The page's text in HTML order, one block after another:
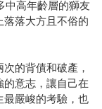
中高年齡層的獅友
落大方且不俗的
的背債和破產，
意志，讓自己在
最嚴峻的考驗，也